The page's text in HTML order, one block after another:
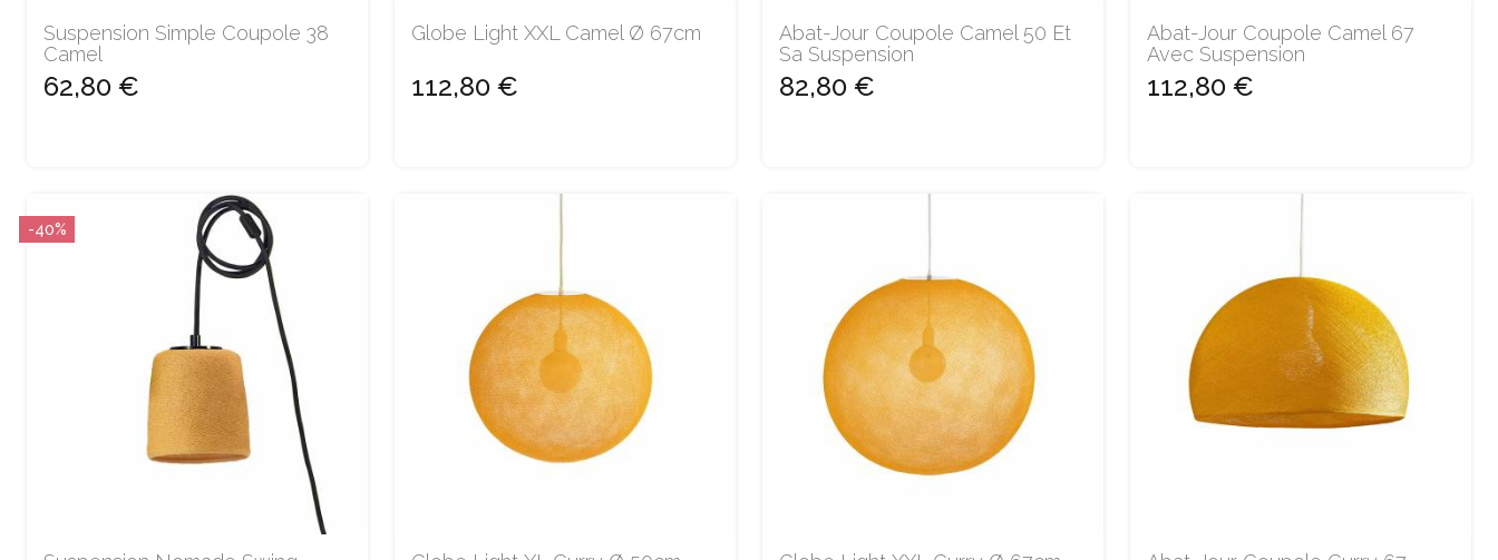
Suspension Simple Coupole 38
Camel
62,80 €
Globe Light XXL Camel Ø 67cm
112,80 €
Abat-Jour Coupole Camel 50 Et
Sa Suspension
82,80 €
Abat-Jour Coupole Camel 67
Avec Suspension
112,80 €
-40%